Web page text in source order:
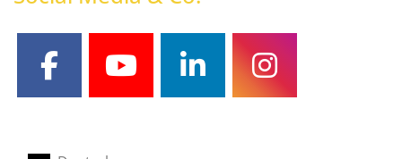
facebookyoutubelinkedininstagram